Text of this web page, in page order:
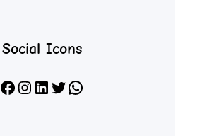
Social Icons
Facebook Instagram LinkedIn X WhatsApp